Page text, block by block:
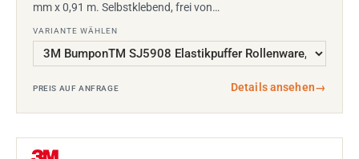
mm x 0,91 m. Selbstklebend, frei von…
VARIANTE WÄHLEN
PREIS AUF ANFRAGE Details ansehen→